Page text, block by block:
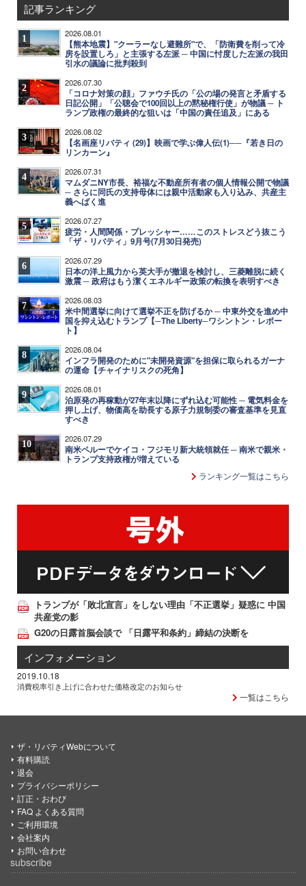
記事ランキング
1 2026.08.01
【熊本地震】"クーラーなし避難所"で、「防衛費を削って冷
房を設置しろ」と主張する左派 ─ 中国に忖度した左派の我田
引水の議論に批判殺到
2 2026.07.30
「コロナ対策の顔」ファウチ氏の「公の場の発言と矛盾する
日記公開」「公聴会で100回以上の黙秘権行使」が物議 ─ ト
ランプ政権の最終的な狙いは「中国の責任追及」にある
3 2026.08.02
【名画座リバティ (29)】映画で学ぶ偉人伝(1)──『若き日の
リンカーン』
4 2026.07.31
マムダニNY市長、裕福な不動産所有者の個人情報公開で物議
─ さらに同氏の支持母体には親中活動家も入り込み、共産主
義へばく進
5 2026.07.27
疲労・人間関係・プレッシャー……このストレスどう抜こう
「ザ・リバティ」9月号(7月30日発売)
6 2026.07.29
日本の洋上風力から英大手が撤退を検討し、三菱離脱に続く
激震 ─ 政府はもう潔くエネルギー政策の転換を表明すべき
7 2026.08.03
米中間選挙に向けて選挙不正を防げるか ─ 中東外交を進め中
国を抑え込むトランプ【─The Liberty─ワシントン・レポー
ト】
8 2026.08.04
インフラ開発のために"未開発資源"を担保に取られるガーナ
の運命【チャイナリスクの死角】
9 2026.08.01
泊原発の再稼動が27年末以降にずれ込む可能性 ─ 電気料金を
押し上げ、物価高を助長する原子力規制委の審査基準を見直
すべき
10 2026.07.29
南米ペルーでケイコ・フジモリ新大統領就任 ─ 南米で親米・
トランプ支持政権が増えている
ランキング一覧はこちら
トランプが「敗北宣言」をしない理由「不正選挙」疑惑に 中国
共産党の影
G20の日露首脳会談で 「日露平和条約」締結の決断を
インフォメーション
2019.10.18
消費税率引き上げに合わせた価格改定のお知らせ
一覧はこちら
ザ・リバティWebについて
有料購読
退会
プライバシーポリシー
訂正・おわび
FAQ よくある質問
ご利用環境
会社案内
お問い合わせ
subscribe